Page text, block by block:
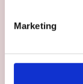
Marketing
Tijd